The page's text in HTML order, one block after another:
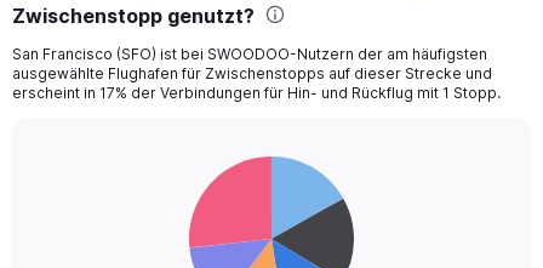
Zwischenstopp genutzt?
San Francisco (SFO) ist bei SWOODOO-Nutzern der am häufigsten
ausgewählte Flughafen für Zwischenstopps auf dieser Strecke und
erscheint in 17% der Verbindungen für Hin- und Rückflug mit 1 Stopp.